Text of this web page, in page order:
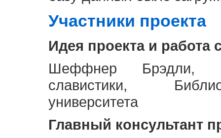
Участники проекта
Идея проекта и работа
Шеффнер Брэдли,
славистики,
университета
Главный консультант